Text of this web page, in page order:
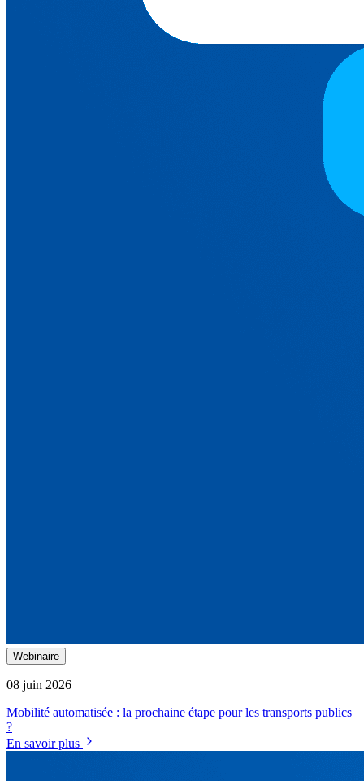
Webinaire
08 juin 2026
Mobilité automatisée : la prochaine étape pour les transports publics
?
En savoir plus